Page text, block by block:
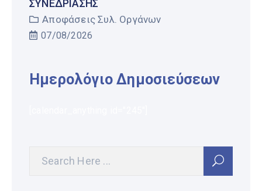
ΣΥΝΕΔΡΊΑΣΗΣ
Αποφάσεις Συλ. Οργάνων
07/08/2026
Ημερολόγιο Δημοσιεύσεων